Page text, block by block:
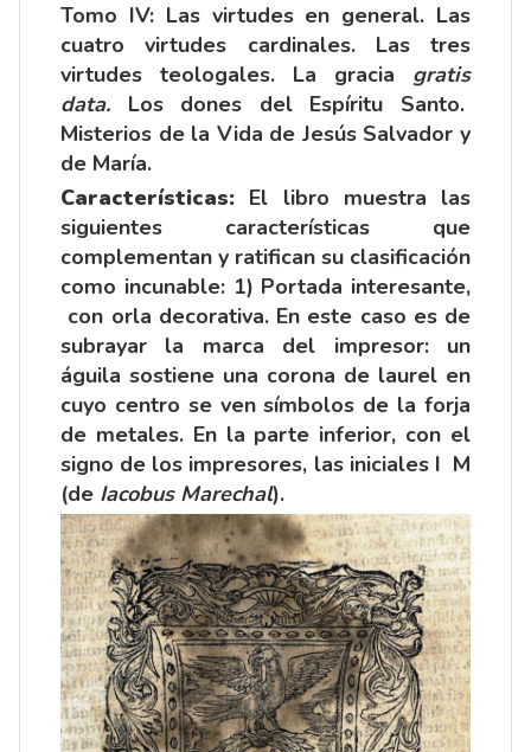
Tomo IV: Las virtudes en general. Las
cuatro virtudes cardinales. Las tres
virtudes teologales. La gracia gratis
data. Los dones del Espíritu Santo.
Misterios de la Vida de Jesús Salvador y
de María.
Características: El libro muestra las
siguientes características que
complementan y ratifican su clasificación
como incunable: 1) Portada interesante,
con orla decorativa. En este caso es de
subrayar la marca del impresor: un
águila sostiene una corona de laurel en
cuyo centro se ven símbolos de la forja
de metales. En la parte inferior, con el
signo de los impresores, las iniciales I M
(de Iacobus Marechal).